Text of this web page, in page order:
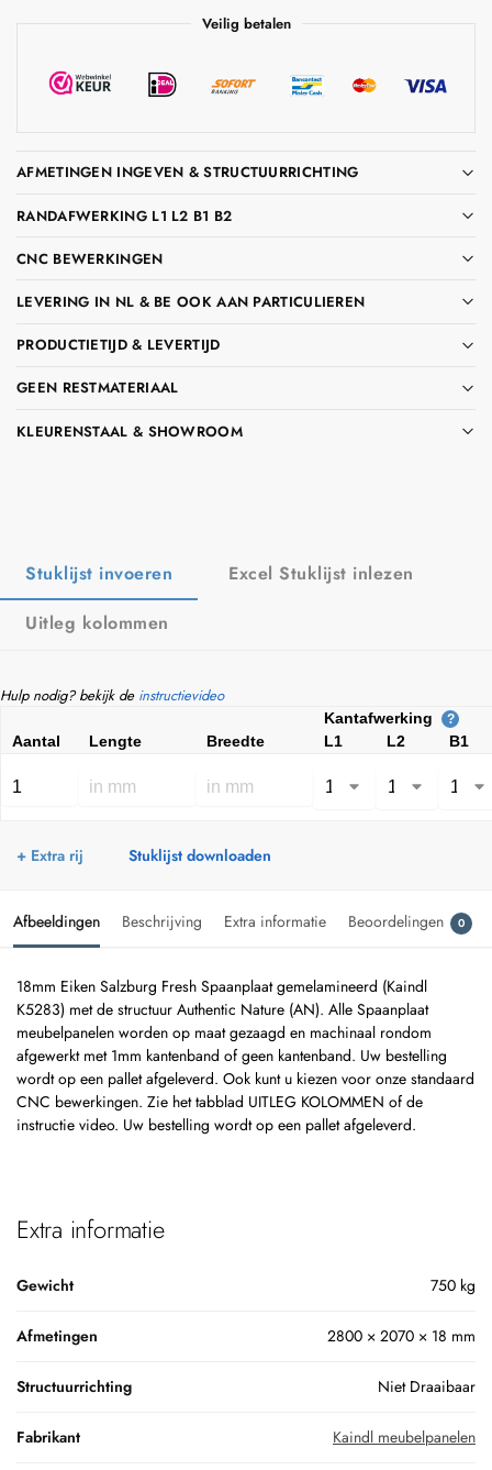
Veilig betalen
AFMETINGEN INGEVEN & STRUCTUURRICHTING
RANDAFWERKING L1 L2 B1 B2
CNC BEWERKINGEN
LEVERING IN NL & BE OOK AAN PARTICULIEREN
PRODUCTIETIJD & LEVERTIJD
GEEN RESTMATERIAAL
KLEURENSTAAL & SHOWROOM
Stuklijst invoeren
Excel Stuklijst inlezen
Uitleg kolommen
Hulp nodig? bekijk de instructievideo
Kantafwerking ?
Aantal Lengte Breedte L1 L2 B1
+ Extra rij Stuklijst downloaden
Afbeeldingen Beschrijving Extra informatie Beoordelingen 0
18mm Eiken Salzburg Fresh Spaanplaat gemelamineerd (Kaindl
K5283) met de structuur Authentic Nature (AN). Alle Spaanplaat
meubelpanelen worden op maat gezaagd en machinaal rondom
afgewerkt met 1mm kantenband of geen kantenband. Uw bestelling
wordt op een pallet afgeleverd. Ook kunt u kiezen voor onze standaard
CNC bewerkingen. Zie het tabblad UITLEG KOLOMMEN of de
instructie video. Uw bestelling wordt op een pallet afgeleverd.
Extra informatie
Gewicht 750 kg
Afmetingen 2800 × 2070 × 18 mm
Structuurrichting Niet Draaibaar
Fabrikant Kaindl meubelpanelen